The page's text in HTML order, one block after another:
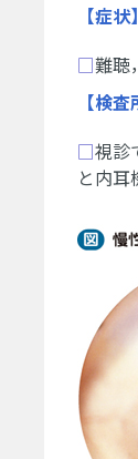
【症状】
□難聴
【検査
□視診
と内耳